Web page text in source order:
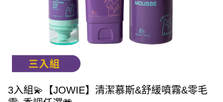
3入組💫【JOWIE】清潔慕斯&舒緩噴霧&零毛